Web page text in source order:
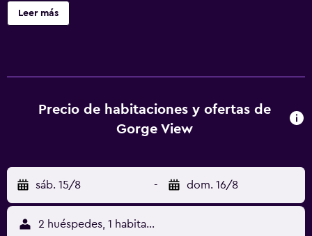
alojamiento libre de humo está a 14 min a pie de Old Falls
Street. Las habitaciones del alojamiento disponen de baño
Falls está a 15 min a pie del alojamiento, y Puente Rainbow
está a 1 km. El aeropuerto (Aeropuerto internacional de
Leer más
Precio de habitaciones y ofertas de
Gorge View
sáb. 15/8 - dom. 16/8
2 huéspedes, 1 habitación